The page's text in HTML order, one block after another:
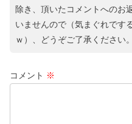
除き、頂いたコメントへのお
いませんので（気まぐれです
ｗ）、どうぞご了承ください。
コメント ※